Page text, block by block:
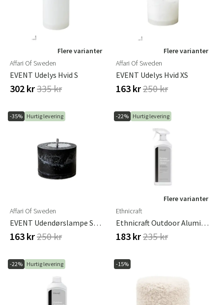
Flere varianter
Affari Of Sweden
EVENT Udelys Hvid S
302 kr335 kr
Flere varianter
Affari Of Sweden
EVENT Udelys Hvid XS
163 kr250 kr
-35% Hurtig levering
Affari Of Sweden
EVENT Udendørslampe Sort, H11 Cm
163 kr250 kr
-22% Hurtig levering
Flere varianter
Ethnicraft
Ethnicraft Outdoor Aluminium Cleaner 500ml
183 kr235 kr
-22% Hurtig levering -15%